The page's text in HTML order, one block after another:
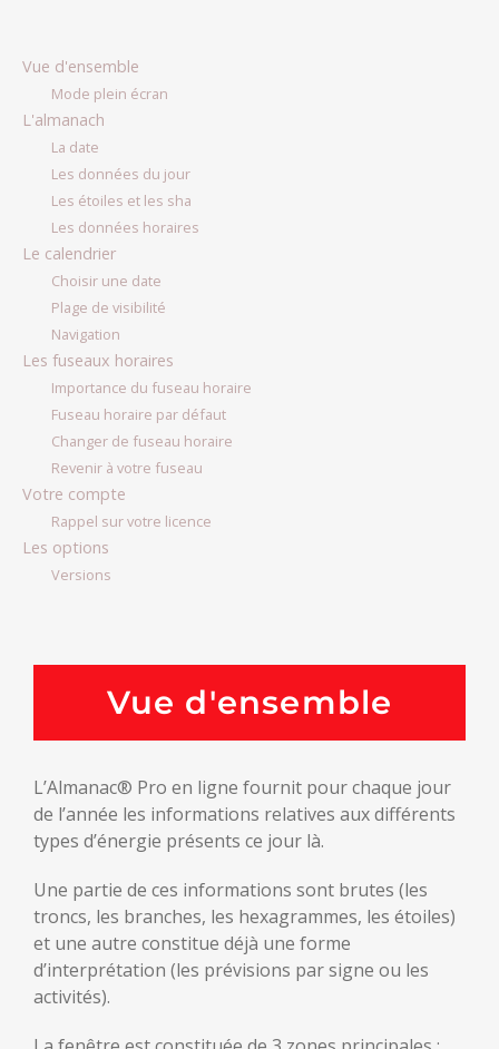
Vue d'ensemble
Mode plein écran
L'almanach
La date
Les données du jour
Les étoiles et les sha
Les données horaires
Le calendrier
Choisir une date
Plage de visibilité
Navigation
Les fuseaux horaires
Importance du fuseau horaire
Fuseau horaire par défaut
Changer de fuseau horaire
Revenir à votre fuseau
Votre compte
Rappel sur votre licence
Les options
Versions
Vue d'ensemble
L’Almanac® Pro en ligne fournit pour chaque jour
de l’année les informations relatives aux différents
types d’énergie présents ce jour là.
Une partie de ces informations sont brutes (les
troncs, les branches, les hexagrammes, les étoiles)
et une autre constitue déjà une forme
d’interprétation (les prévisions par signe ou les
activités).